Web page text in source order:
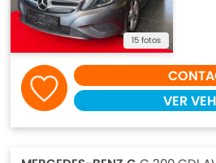
15 fotos
VER